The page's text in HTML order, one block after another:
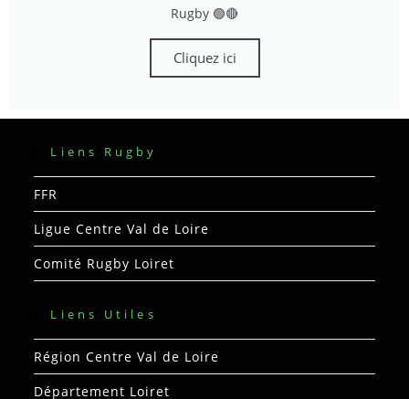
Rugby 🟢🔴
Cliquez ici
Liens Rugby
FFR
Ligue Centre Val de Loire
Comité Rugby Loiret
Liens Utiles
Région Centre Val de Loire
Département Loiret